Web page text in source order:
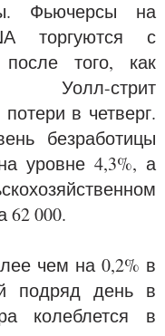
Фьючерсы на
торгуются с
того, как
Уолл-стрит
в четверг.
безработицы
уровне 4,3%, а
62 000.
чем на 0,2% в
подряд день в
колеблется в